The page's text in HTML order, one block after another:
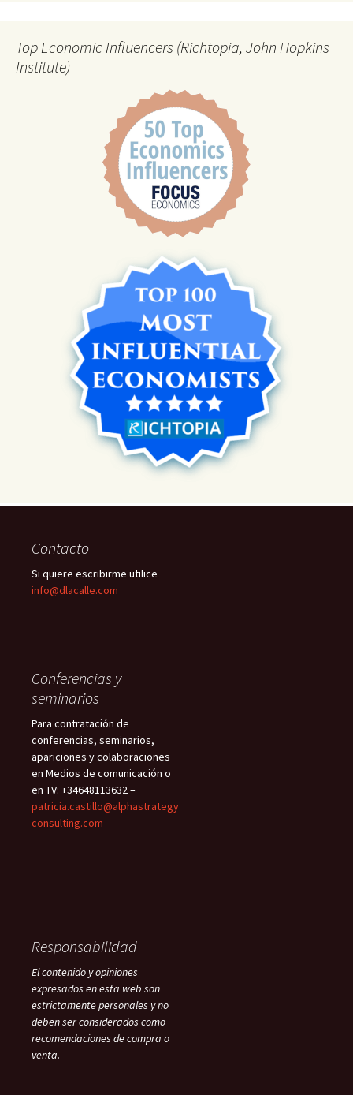
Top Economic Influencers (Richtopia, John Hopkins
Institute)
Contacto
Si quiere escribirme utilice
info@dlacalle.com
Conferencias y
seminarios
Para contratación de
conferencias, seminarios,
apariciones y colaboraciones
en Medios de comunicación o
en TV: +34648113632 –
patricia.castillo@alphastrategy
consulting.com
Responsabilidad
El contenido y opiniones
expresados en esta web son
estrictamente personales y no
deben ser considerados como
recomendaciones de compra o
venta.